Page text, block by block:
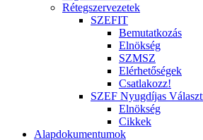
Rétegszervezetek
SZEFIT
Bemutatkozás
Elnökség
SZMSZ
Elérhetőségek
Csatlakozz!
SZEF Nyugdíjas
Elnökség
Cikkek
Alapdokumentumok